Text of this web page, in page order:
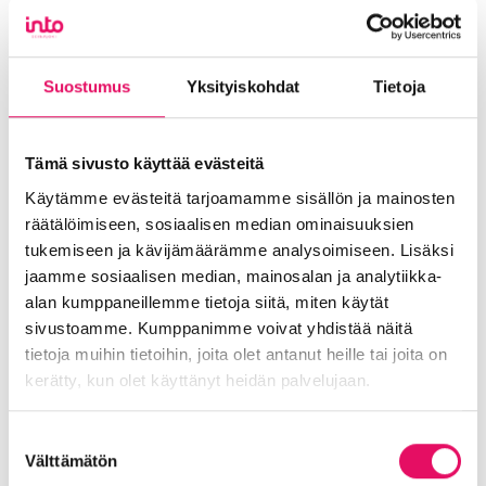
Suostumus Yksityiskohdat Tietoja
Tämä sivusto käyttää evästeitä
Käytämme evästeitä tarjoamamme sisällön ja mainosten
räätälöimiseen, sosiaalisen median ominaisuuksien
tukemiseen ja kävijämäärämme analysoimiseen. Lisäksi
jaamme sosiaalisen median, mainosalan ja analytiikka-
alan kumppaneillemme tietoja siitä, miten käytät
sivustoamme. Kumppanimme voivat yhdistää näitä
tietoja muihin tietoihin, joita olet antanut heille tai joita on
kerätty, kun olet käyttänyt heidän palvelujaan.
valinta
Välttämätön
syksyllä valmistuvan vision ja
toimintasuunnitelman tekemisessä. Kyselyyn
pääset vastaamaan vielä koko kesän ajantästä
Kuin vastauksena kyselyn tuloksiin Seinäjoen
lentoasemalta onkin starttaamassa syyskuussa
12. päivä lomalento Kreikan Rodokselle. Lippuja
on myynnissä matkanjärjestäjäAventoursin
kotisivujen kautta. Varaa nyt syksyksi lippusi
lämpöön!